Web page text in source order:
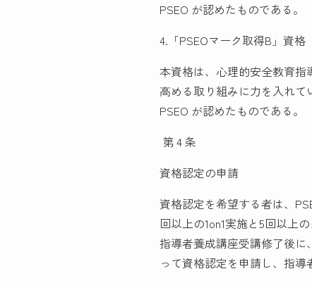
PSEO が認めたものである。
4.「PSEOマーク取得B」資格
本資格は、心理的安全教育指
高める取り組みに力を入れて
PSEO が認めたものである。
第 4 条
資格認定の申請
資格認定を希望する者は、
回以上の1on1実施と5回以上
指導者養成講座受講修了後に
って資格認定を申請し、指導